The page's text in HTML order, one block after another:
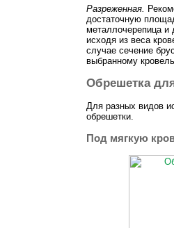
Разреженная.
достаточную
металлочерепица и
исходя из веса
случае сечение
выбранному
Обрешетка
Для разных видов
обрешетки.
Под мягкую